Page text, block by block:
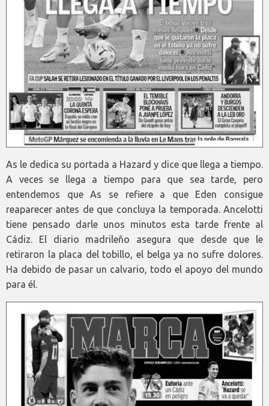
As le dedica su portada a Hazard y dice que llega a tiempo.
A veces se llega a tiempo para que sea tarde, pero
entendemos que As se refiere a que Eden consigue
reaparecer antes de que concluya la temporada. Ancelotti
tiene pensado darle unos minutos esta tarde frente al
Cádiz. El diario madrileño asegura que desde que le
retiraron la placa del tobillo, el belga ya no sufre dolores.
Ha debido de pasar un calvario, todo el apoyo del mundo
para él.